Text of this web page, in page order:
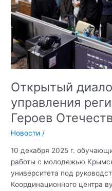
Открытый
управления
Героев
Новости /
10 декабря 2025 г.
работы с молодежью
университета под
Координационного центра